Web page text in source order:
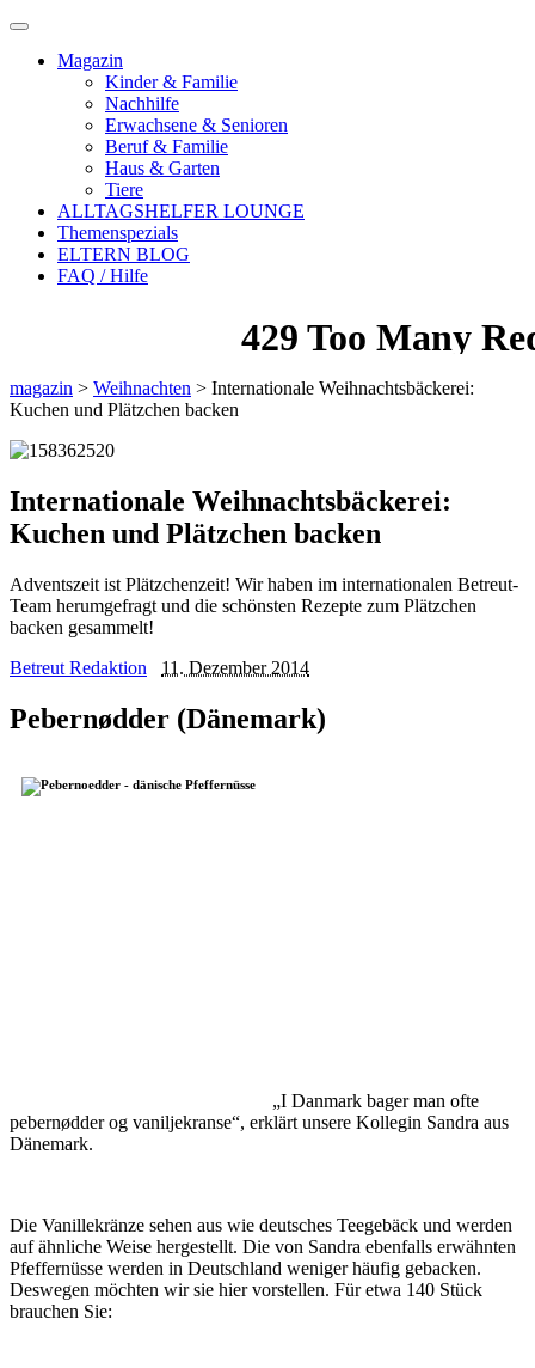
Magazin
Kinder & Familie
Nachhilfe
Erwachsene & Senioren
Beruf & Familie
Haus & Garten
Tiere
ALLTAGSHELFER LOUNGE
Themenspezials
ELTERN BLOG
FAQ / Hilfe
magazin > Weihnachten > Internationale Weihnachtsbäckerei:
Kuchen und Plätzchen backen
Internationale Weihnachtsbäckerei:
Kuchen und Plätzchen backen
Adventszeit ist Plätzchenzeit! Wir haben im internationalen Betreut-
Team herumgefragt und die schönsten Rezepte zum Plätzchen
backen gesammelt!
Betreut Redaktion
11. Dezember 2014
Pebernødder (Dänemark)
„I Danmark bager man ofte
pebernødder og vaniljekranse“, erklärt unsere Kollegin Sandra aus
Dänemark.
Die Vanillekränze sehen aus wie deutsches Teegebäck und werden
auf ähnliche Weise hergestellt. Die von Sandra ebenfalls erwähnten
Pfeffernüsse werden in Deutschland weniger häufig gebacken.
Deswegen möchten wir sie hier vorstellen. Für etwa 140 Stück
brauchen Sie: